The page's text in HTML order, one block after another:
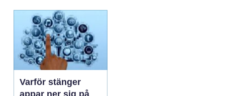
Varför stänger
appar ner sig på